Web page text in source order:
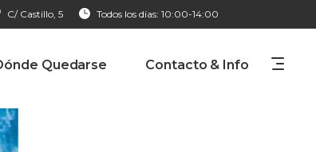
C/ Castillo, 5 Todos los días: 10:00-14:00
Quedarse Contacto & Info